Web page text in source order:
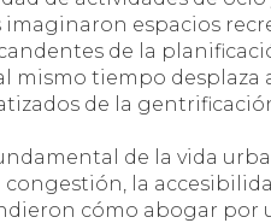
espacios
de la
mismo tiempo
de la
de la vida
la
cómo abogar